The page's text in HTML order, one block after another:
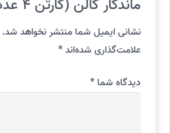
ماندگار گالن (کارتن 4 عددی)”
نشانی ایمیل شما منتشر نخواهد شد.
علامت‌گذاری شده‌اند*
دیدگاه شما *